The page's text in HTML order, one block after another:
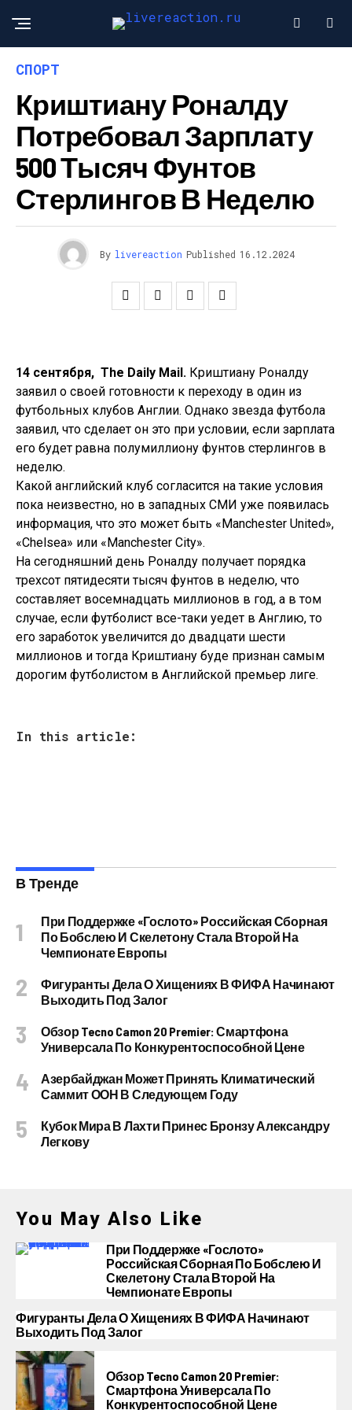
СПОРТ
Криштиану Роналду
Потребовал Зарплату
500 Тысяч Фунтов
Стерлингов В Неделю
By livereaction Published 16.12.2024
14 сентября, The Daily Mail. Криштиану Роналду
заявил о своей готовности к переходу в один из
футбольных клубов Англии. Однако звезда футбола
заявил, что сделает он это при условии, если зарплата
его будет равна полумиллиону фунтов стерлингов в
неделю.
Какой английский клуб согласится на такие условия
пока неизвестно, но в западных СМИ уже появилась
информация, что это может быть «Manchester United»,
«Chelsea» или «Manchester City».
На сегодняшний день Роналду получает порядка
трехсот пятидесяти тысяч фунтов в неделю, что
составляет восемнадцать миллионов в год, а в том
случае, если футболист все-таки уедет в Англию, то
его заработок увеличится до двадцати шести
миллионов и тогда Криштиану буде признан самым
дорогим футболистом в Английской премьер лиге.
In this article:
В Тренде
При Поддержке «Гослото» Российская Сборная
По Бобслею И Скелетону Стала Второй На
Чемпионате Европы
Фигуранты Дела О Хищениях В ФИФА Начинают
Выходить Под Залог
Обзор Tecno Camon 20 Premier: Смартфона
Универсала По Конкурентоспособной Цене
Азербайджан Может Принять Климатический
Саммит ООН В Следующем Году
Кубок Мира В Лахти Принес Бронзу Александру
Легкову
You May Also Like
При Поддержке «Гослото»
Российская Сборная По Бобслею И
Скелетону Стала Второй На
Чемпионате Европы
Фигуранты Дела О Хищениях В ФИФА Начинают
Выходить Под Залог
Обзор Tecno Camon 20 Premier:
Смартфона Универсала По
Конкурентоспособной Цене